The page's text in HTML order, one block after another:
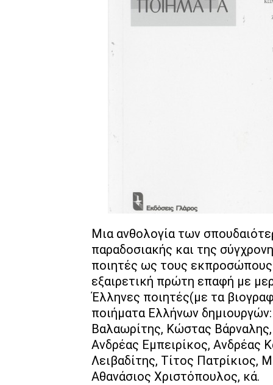
Μια ανθολογία των
παραδοσιακής και της
ποιητές ως τους
εξαιρετική πρώτη επαφή με
Έλληνες ποιητές(με τα
ποιήματα Ελλήνων
Βαλαωρίτης, Κώστας
Ανδρέας Εμπειρίκος,
Λειβαδίτης, Τίτος Πατρίκιος,
Αθανάσιος Χριστόπουλος, κά.